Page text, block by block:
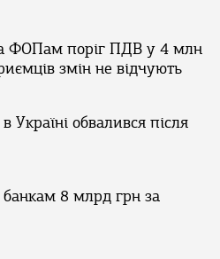
ФОПам поріг ПДВ у 4 млн
змін не відчують
Україні обвалився після
8 млрд грн за